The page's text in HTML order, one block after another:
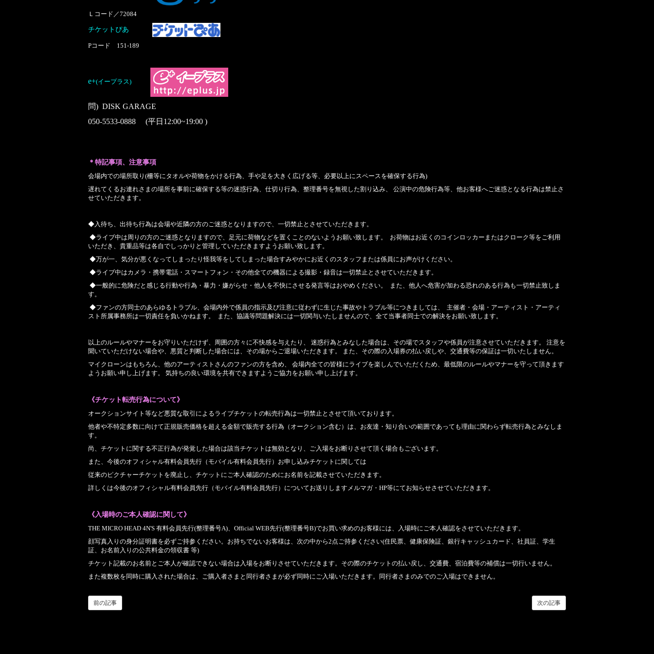
Ｌコード／72084
チケットぴあ
Pコード 151-189
e+(イープラス)
問) DISK GARAGE
050-5533-0888 (平日12:00~19:00 )
＊特記事項、注意事項
会場内での場所取り(柵等にタオルや荷物をかける行為、手や足を大きく広げる等、必要以上にスペースを確保する行為)
遅れてくるお連れさまの場所を事前に確保する等の迷惑行為、仕切り行為、整理番号を無視した割り込み、
公演中の危険行為等、他お客様へご迷惑となる行為は禁止さ
せていただきます。
◆ 入待ち、出待ち行為は会場や近隣の方のご迷惑となりますので、一切禁止とさせていただきます。
◆ライブ中は周りの方のご迷惑となりますので、足元に荷物などを置くことのないようお願い致します。
お荷物はお近くのコインロッカーまたはクローク等をご利用
いただき、貴重品等は各自でしっかりと管理していただきますようお願い致します。
◆万が一、気分が悪くなってしまったり怪我等をしてしまった場合すみやかにお近くのスタッフまたは係員にお声がけください。
◆ライブ中はカメラ・携帯電話・スマートフォン・その他全ての機器による撮影・録音は一切禁止とさせていただきます。
◆一般的に危険だと感じる行動や行為・暴力・嫌がらせ・他人を不快にさせる発言等はおやめください。
また、他人へ危害が加わる恐れのある行為も一切禁止致しま
す。
◆ファンの方同士のあらゆるトラブル、会場内外で係員の指示及び注意に従わずに生じた事故やトラブル等につきましては、
主催者・会場・アーティスト・アーティ
スト所属事務所は一切責任を負いかねます。
また、協議等問題解決には一切関与いたしませんので、全て当事者同士での解決をお願い致します。
以上のルールやマナーをお守りいただけず、周囲の方々に不快感を与えたり、 迷惑行為とみなした場合は、その場でスタッフや係員が注意させていただきます。
注意を
聞いていただけない場合や、悪質と判断した場合には、その場からご退場いただきます。
また、その際の入場券の払い戻しや、交通費等の保証は一切いたしません。
マイクローンはもちろん、他のアーティストさんのファンの方を含め、
会場内全ての皆様にライブを楽しんでいただくため、最低限のルールやマナーを守って頂きます
ようお願い申し上げます。
気持ちの良い環境を共有できますようご協力をお願い申し上げます。
《チケット転売行為について》
オークションサイト等など悪質な取引によるライブチケットの転売行為は一切禁止とさせて頂いております。
他者や不特定多数に向けて正規販売価格を超える金額で販売する行為（オークション含む）は、お友達・知り合いの範囲であっても理由に関わらず転売行為とみなしま
す。
尚、チケットに関する不正行為が発覚した場合は該当チケットは無効となり、ご入場をお断りさせて頂く場合もございます。
また、今後のオフィシャル有料会員先行（モバイル有料会員先行）お申し込みチケットに関しては
従来のピクチャーチケットを廃止し、チケットにご本人確認のためにお名前を記載させていただきます。
詳しくは今後のオフィシャル有料会員先行（モバイル有料会員先行）についてお送りしますメルマガ・ HP等にてお知らせさせていただきます。
《入場時のご本人確認に関して》
THE MICRO HEAD 4N'S 有料会員先行(整理番号A)、 Official WEB先行(整理番号B)でお買い求めのお客様には、入場時にご本人確認をさせていただきます。
顔写真入りの身分証明書を必ずご持参ください。お持ちでないお客様は、次の中から2 点ご持参ください(住民票、健康保険証、銀行キャッシュカード、社員証、学生
証、お名前入りの公共料金の領収書 等)
チケット記載のお名前とご本人が確認できない場合は入場をお断りさせていただきます。その際のチケットの払い戻し、交通費、宿泊費等の補償は一切行いません。
また複数枚を同時に購入された場合は、ご購入者さまと同行者さまが必ず同時にご入場いただきます。同行者さまのみでのご入場はできません。
次の記事
前の記事